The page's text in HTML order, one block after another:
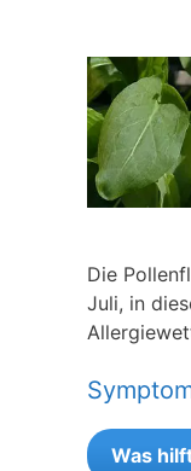
Die
Juli, in
Was